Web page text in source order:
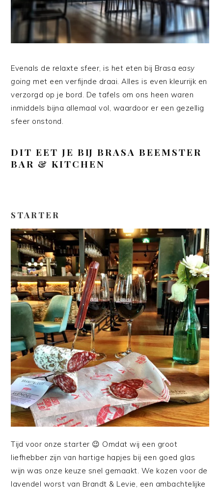
Evenals de relaxte sfeer, is het eten bij Brasa easy
going met een verfijnde draai. Alles is even kleurrijk en
verzorgd op je bord. De tafels om ons heen waren
inmiddels bijna allemaal vol, waardoor er een gezellig
sfeer onstond.
DIT EET JE BIJBRASA BEEMSTER
BAR & KITCHEN
STARTER
Tijd voor onze starter 😉 Omdat wij een groot
liefhebber zijn van hartige hapjes bij een goed glas
wijn was onze keuze snel gemaakt. We kozen voor de
lavendel worst van Brandt & Levie, een ambachtelijke